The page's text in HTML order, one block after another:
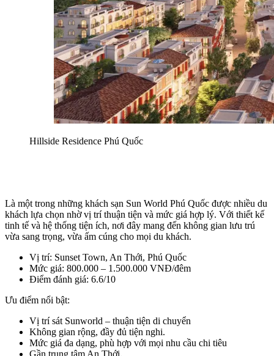
Hillside Residence Phú Quốc
Là một trong những khách sạn Sun World Phú Quốc được nhiều du
khách lựa chọn nhờ vị trí thuận tiện và mức giá hợp lý. Với thiết kế
tinh tế và hệ thống tiện ích, nơi đây mang đến không gian lưu trú
vừa sang trọng, vừa ấm cúng cho mọi du khách.
Vị trí: Sunset Town, An Thới, Phú Quốc
Mức giá: 800.000 – 1.500.000 VNĐ/đêm
Điểm đánh giá: 6.6/10
Ưu điểm nổi bật:
Vị trí sát Sunworld – thuận tiện di chuyển
Không gian rộng, đầy đủ tiện nghi.
Mức giá đa dạng, phù hợp với mọi nhu cầu chi tiêu
Gần trung tâm An Thới.